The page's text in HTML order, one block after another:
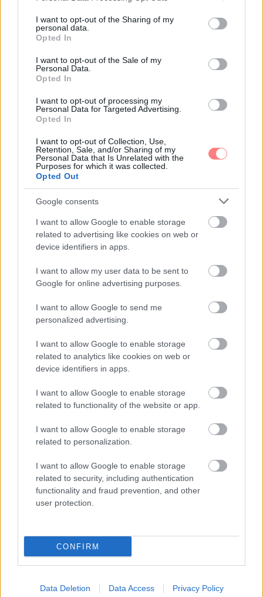
not limited to your visit or usage behaviour. You may click to
grant or deny consent to Google and its third-party tags to
use your data for below specified purposes in below Google
consent section.
I want to opt-out of the Sharing of my
personal data.
Opted In
I want to opt-out of the Sale of my
Personal Data.
Opted In
I want to opt-out of processing my
Personal Data for Targeted Advertising.
Opted In
I want to opt-out of Collection, Use,
Retention, Sale, and/or Sharing of my
Personal Data that Is Unrelated with the
Purposes for which it was collected.
Opted Out
Google consents
I want to allow Google to enable storage
related to advertising like cookies on web or
device identifiers in apps.
I want to allow my user data to be sent to
Google for online advertising purposes.
I want to allow Google to send me
personalized advertising.
I want to allow Google to enable storage
related to analytics like cookies on web or
device identifiers in apps.
I want to allow Google to enable storage
related to functionality of the website or app.
I want to allow Google to enable storage
related to personalization.
I want to allow Google to enable storage
related to security, including authentication
functionality and fraud prevention, and other
user protection.
CONFIRM
Data Deletion Data Access Privacy Policy
Emma-LIFESTYLE
A jó nap este kezdődik: esti szokások,
amelyek megkönnyítik a reggelt
A jó nap sokszor már előző este elkezdődik. Néhány
apró szokással, előkészítéssel és nyugodtabb lezárással
induljon.
Emma SZÉPSÉG
Hajfény, puhaság, tartás: apró lépések az
egészségesebb hatású hajért
A fényesebb, puhább és rendezettebb hatású haj